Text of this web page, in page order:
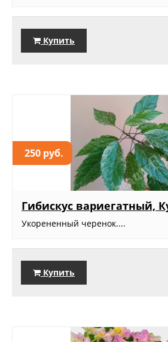
Купить
250 руб.
Гибискус вариегатный,
Укорененный черенок....
Купить